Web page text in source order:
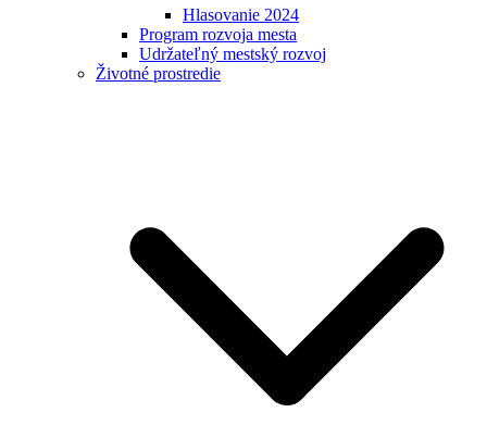
Hlasovanie 2024
Program rozvoja mesta
Udržateľný mestský rozvoj
Životné prostredie